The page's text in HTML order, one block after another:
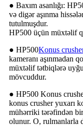
● Baxım asanlığı:
və digər aşınma
tutulmuşdur.
HP500 üçün müxtəlif
● HP500Konus
kameranı aşınmadan
müxtəlif tətbiqlərə
mövcuddur.
● HP500 Konus
konus crusher yuxarı
mühərriki tərəfindən
olunur. O, rulmanlarla